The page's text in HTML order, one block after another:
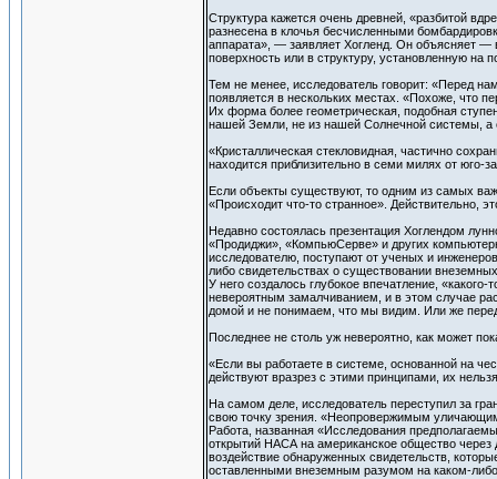
Структура кажется очень древней, «разбитой
разнесена в клочья бесчисленными
аппарата», — заявляет Хогленд. Он объясняет —
поверхность или в структуру, установленную на
Тем не менее, исследователь говорит: «Перед
появляется в нескольких местах. «Похоже, что
Их форма более геометрическая, подобная
нашей Земли, не из нашей Солнечной системы, а
«Кристаллическая стекловидная, частично
находится приблизительно в семи милях от юго-
Если объекты существуют, то одним из самых
«Происходит что-то странное». Действительно,
Недавно состоялась презентация Хоглендом
«Продиджи», «КомпьюСерве» и других
исследователю, поступают от ученых и
либо свидетельствах о существовании
У него создалось глубокое впечатление,
невероятным замалчиванием, и в этом случае
домой и не понимаем, что мы видим. Или же
Последнее не столь уж невероятно, как может
«Если вы работаете в системе, основанной на
действуют вразрез с этими принципами, их
На самом деле, исследователь переступил за
свою точку зрения. «Неопровержимым уличающим
Работа, названная «Исследования
открытий НАСА на американское общество через
воздействие обнаруженных свидетельств,
оставленными внеземным разумом на каком-